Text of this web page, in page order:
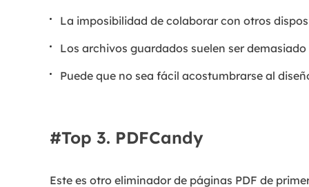
La imposibilidad de colaborar con otros
Los archivos guardados suelen ser
Puede que no sea fácil acostumbrarse al
#Top 3. PDFCandy
Este es otro eliminador de páginas PDF de